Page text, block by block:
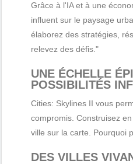
Grâce à l'IA et à une
influent sur le paysage
élaborez des stratégies,
relevez des défis."
UNE ÉCHELLE
POSSIBILITÉS
Cities: Skylines II vous
compromis. Construisez
ville sur la carte. Pourquoi
DES VILLES